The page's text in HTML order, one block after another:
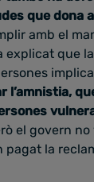
que dona
amb el
explicat que
l’amnistia,
el govern
pagat la